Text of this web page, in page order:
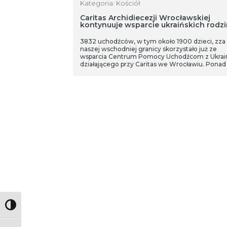
Toggle High Contrast
Kategoria: Kościół
Caritas Archidiecezji Wrocławskiej
kontynuuje wsparcie ukraińskich
3832 uchodźców, w tym około 1900 dzieci, zza
naszej wschodniej granicy skorzystało już ze
wsparcia Centrum Pomocy Uchodźcom z
działającego przy Caritas we Wrocławiu.